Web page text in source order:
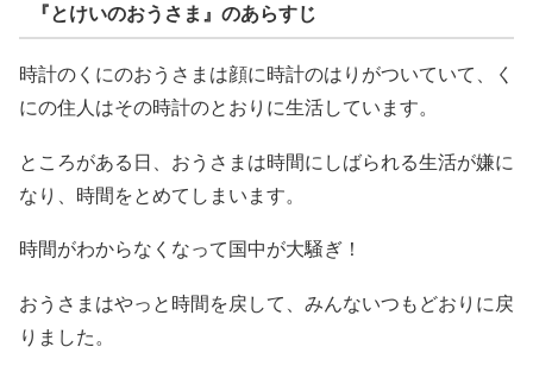
『とけいのおうさま』のあらすじ
時計のくにのおうさまは顔に時計のはりがついていて、く
にの住人はその時計のとおりに生活しています。
ところがある日、おうさまは時間にしばられる生活が嫌に
なり、時間をとめてしまいます。
時間がわからなくなって国中が大騒ぎ！
おうさまはやっと時間を戻して、みんないつもどおりに戻
りました。